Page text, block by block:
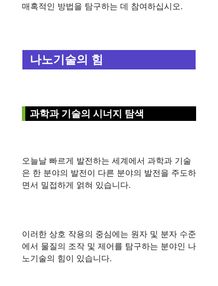
매혹적인 방법을 탐구하는 데 참여하십시오.
나노기술의 힘
과학과 기술의 시너지 탐색
오늘날 빠르게 발전하는 세계에서 과학과 기술
은 한 분야의 발전이 다른 분야의 발전을 주도하
면서 밀접하게 얽혀 있습니다.
이러한 상호 작용의 중심에는 원자 및 분자 수준
에서 물질의 조작 및 제어를 탐구하는 분야인 나
노기술의 힘이 있습니다.